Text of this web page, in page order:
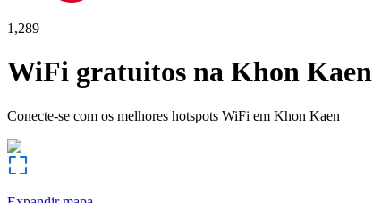
1,289
WiFi gratuitos na Khon Kaen
Conecte-se com os melhores hotspots WiFi em Khon Kaen